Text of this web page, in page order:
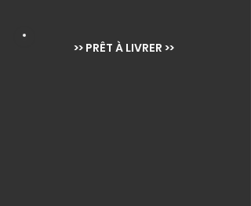
>> PRÊT À LIVRER >>